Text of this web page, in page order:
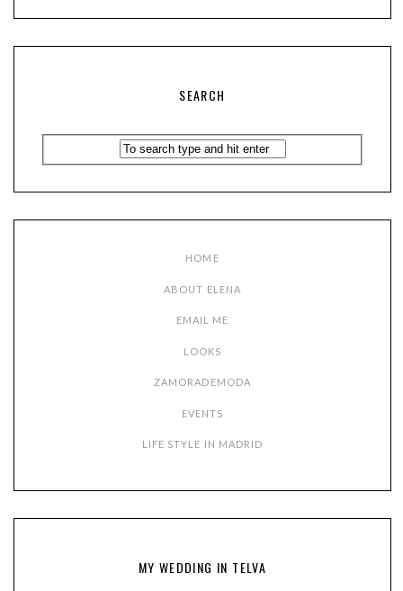
SEARCH
HOME
ABOUT ELENA
EMAIL ME
LOOKS
ZAMORADEMODA
EVENTS
LIFE STYLE IN MADRID
MY WEDDING IN TELVA